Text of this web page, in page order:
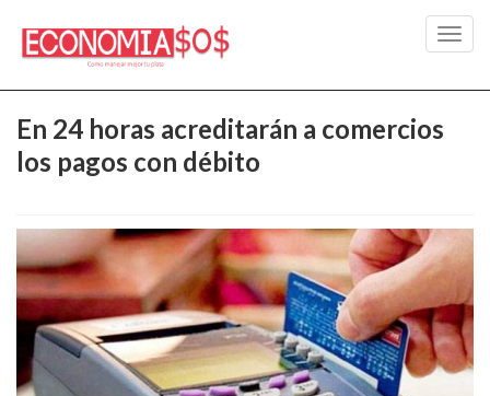
En 24 horas acreditarán a comercios
los pagos con débito